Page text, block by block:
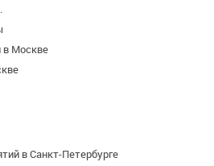
в Москве
в Санкт-Петербурге